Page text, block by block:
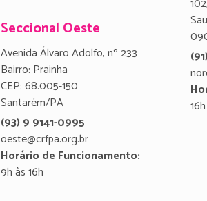
Seccional Oeste
Avenida Álvaro Adolfo, nº 233
Bairro: Prainha
CEP: 68.005-150
Santarém/PA
(93) 9 9141-0995
oeste@crfpa.org.br
Horário de Funcionamento:
9h às 16h
16h